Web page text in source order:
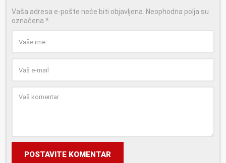
Vaša adresa e-pošte neće biti objavljena. Neophodna polja su
označena *
POSTAVITE KOMENTAR